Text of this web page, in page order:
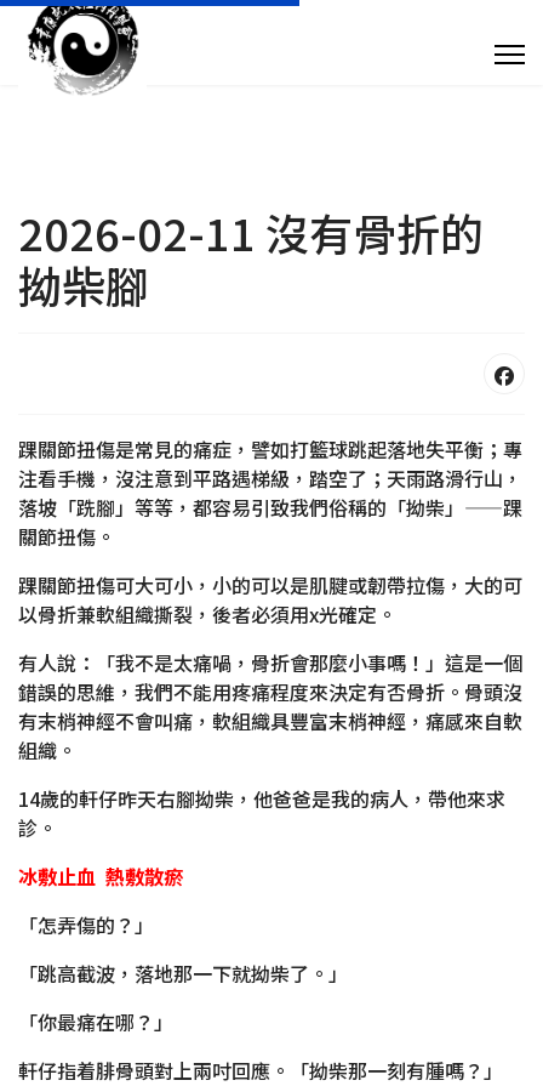
欄 文 章
針 灸 診 症
搜尋
星期一及星期四 10:00am - 7:30pm 星期二、星期三及星期五
2026-02-11 沒有骨折的
拗柴腳
踝關節扭傷是常見的痛症，譬如打籃球跳起落地失平衡；專
注看手機，沒注意到平路遇梯級，踏空了；天雨路滑行山，
落坡「跣腳」等等，都容易引致我們俗稱的「拗柴」——踝
關節扭傷。
踝關節扭傷可大可小，小的可以是肌腱或韌帶拉傷，大的可
以骨折兼軟組織撕裂，後者必須用x光確定。
有人說：「我不是太痛喎，骨折會那麼小事嗎！」這是一個
錯誤的思維，我們不能用疼痛程度來決定有否骨折。骨頭沒
有末梢神經不會叫痛，軟組織具豐富末梢神經，痛感來自軟
組織。
14歲的軒仔昨天右腳拗柴，他爸爸是我的病人，帶他來求
診。
冰敷止血 熱敷散瘀
「怎弄傷的？」
「跳高截波，落地那一下就拗柴了。」
「你最痛在哪？」
軒仔指着腓骨頭對上兩吋回應。「拗柴那一刻有腫嗎？」